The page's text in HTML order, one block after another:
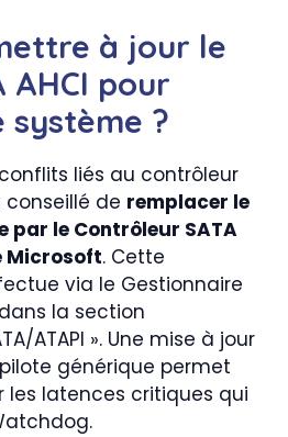
à jour le
AHCI pour
système ?
liés au contrôleur
de remplacer le
le Contrôleur SATA
Microsoft. Cette
via le Gestionnaire
la section
ATAPI ». Une mise à jour
générique permet
les latences critiques qui